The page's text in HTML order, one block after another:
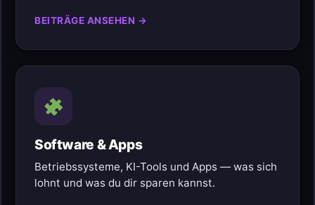
BEITRÄGE ANSEHEN →
Software & Apps
Betriebssysteme, KI-Tools und Apps — was sich
lohnt und was du dir sparen kannst.